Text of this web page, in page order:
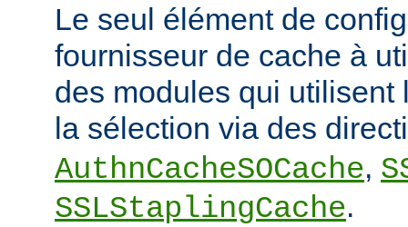
Le seul élément de
fournisseur de cache à
des modules qui
la sélection via des
AuthnCacheSOCache,
SSLStaplingCache.